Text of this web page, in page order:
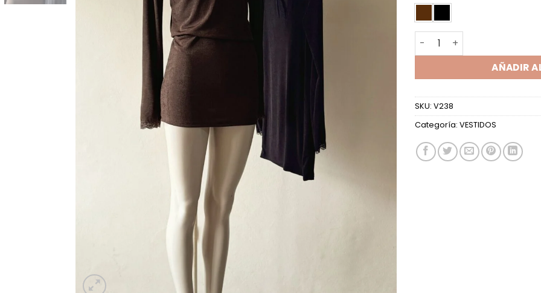
VESTIDO ML ESCOTE V
AÑADIR
SKU: V238
Categoría: VESTIDOS